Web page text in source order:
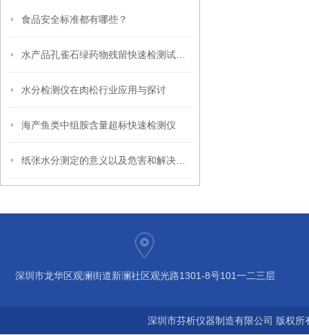
食品安全标准都有哪些？
水分检测仪在肉松行业应用与探讨
海产鱼类中组胺含量超标快速检测仪
深圳市龙华区观澜街道新澜社区观光路1301-8号101一二三层
深圳市芬析仪器制造有限公司 版权